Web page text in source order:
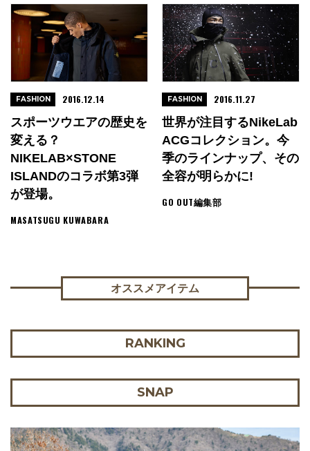
スポーツウエアの歴史を
変える？
NIKELAB×STONE
ISLANDのコラボ第3弾
が登場。
MASATSUGU KUWABARA
FASHION 2016.12.14
世界が注目するNikeLab
ACGコレクション。今
季のラインナップ、その
全容が明らかに!
GO OUT編集部
FASHION 2016.11.27
オススメアイテム
RANKING
SNAP